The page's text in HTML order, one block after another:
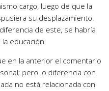
cargo, luego de que la
su desplazamiento.
de este, se habría
educación.
en la anterior el comentario
pero lo diferencia con
no está relacionada con